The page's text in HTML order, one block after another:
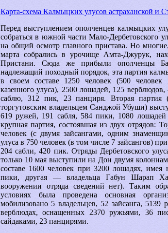
Карта-схема Калмыцких улусов астраханской и
Перед выступлением ополченцев калмыцких
собраться в южной части Мало-Дербетовского
на общий осмотр главного пристава. Но
марта собрались в урочище Амта-Джурук,
Пристани. Сюда же прибыли ополченцы
надлежащий походный порядок, эта партия
в своем составе 1250 человек (500
казенного улуса), 2500 лошадей, 125
саблю, 312 пик, 23 панциря. Вторая партия
торгутовским владельцем Санджой Убуши)
619 ружей, 191 сабля, 584 пики, 1080
крупная партия, состоявшая из двух отрядов:
человек (с двумя зайсангами, одним
улуса в 750 человек (в том числе 7 зайсангов)
204 сабли, 420 пик. Отряды Дербетовского
только 10 мая выступили на Дон двумя
составе 1600 человек при 3200 лошадях,
пики, другая — владельца Габун Шарап
вооружении отряда сведений нет). Таким
условиях была проведена основная
мобилизовано 5 владельцев, 52 зайсанга,
верблюдах, оснащенных 2370 ружьями, 36
сайдаками, 23 панцирями.